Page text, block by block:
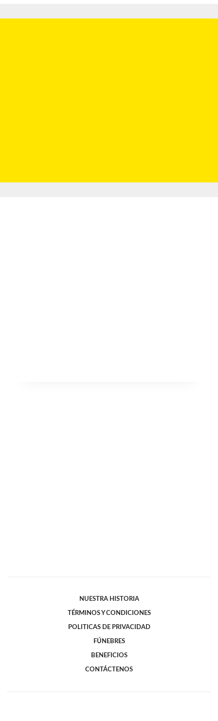
NUESTRA HISTORIA
TÉRMINOS Y CONDICIONES
POLITICAS DE PRIVACIDAD
FÚNEBRES
BENEFICIOS
CONTÁCTENOS